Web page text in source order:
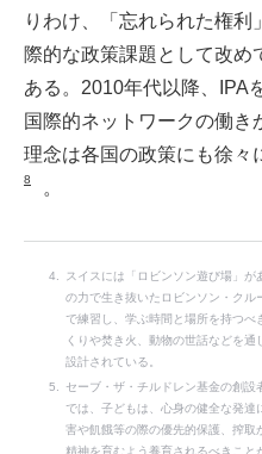
りわけ、「忘れられた権利
際的な政策課題として改め
ある。2010年代以降、IPA
国際的ネットワークの働
理念は各国の政策にも徐々
8 。
スイスには「ロビンソン遊び場」
の力で生き抜いたロビンソン・クル
で練習し、学ぶ時間と場所を持つ
くりや焚き火、動物の世話などを
設計されている。
セーブ・ザ・チルドレン基金の創
では、子どもは、心身の健全な発達
害や飢餓等の際の優先的保護、搾
精神を育むよう養育されるべきこと